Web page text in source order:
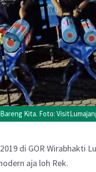
Kita. Foto:
di GOR Wirabhakti
aja loh Rek.